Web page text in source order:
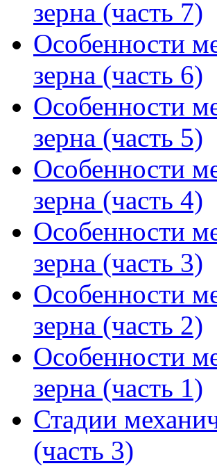
зерна (часть 7)
Особенности
зерна (часть 6)
Особенности
зерна (часть 5)
Особенности
зерна (часть 4)
Особенности
зерна (часть 3)
Особенности
зерна (часть 2)
Особенности
зерна (часть 1)
Стадии
(часть 3)